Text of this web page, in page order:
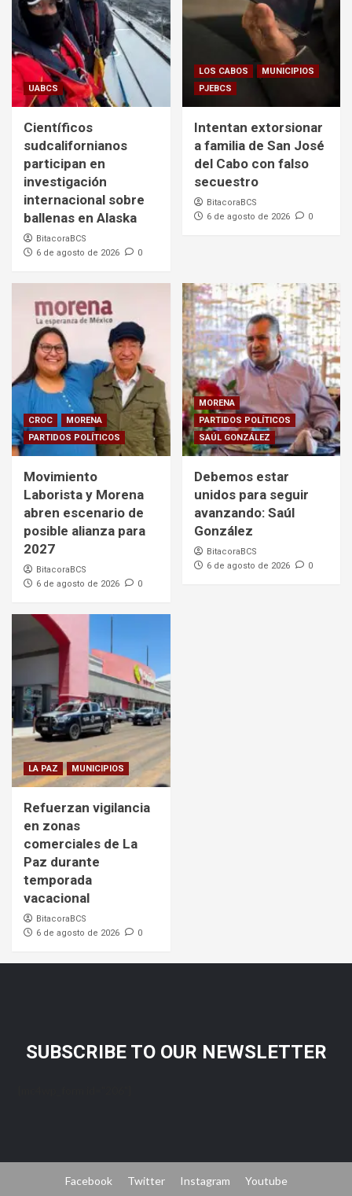
UABCS
Científicos
sudcalifornianos
participan en
investigación
internacional sobre
ballenas en Alaska
BitacoraBCS
6 de agosto de 2026
0
LOS CABOS
MUNICIPIOS
PJEBCS
Intentan extorsionar
a familia de San José
del Cabo con falso
secuestro
BitacoraBCS
6 de agosto de 2026
0
CROC
MORENA
PARTIDOS POLÍTICOS
Movimiento
Laborista y Morena
abren escenario de
posible alianza para
2027
BitacoraBCS
6 de agosto de 2026
0
MORENA
PARTIDOS POLÍTICOS
SAÚL GONZÁLEZ
Debemos estar
unidos para seguir
avanzando: Saúl
González
BitacoraBCS
6 de agosto de 2026
0
LA PAZ MUNICIPIOS
Refuerzan vigilancia
en zonas
comerciales de La
Paz durante
temporada
vacacional
BitacoraBCS
6 de agosto de 2026
0
SUBSCRIBE TO OUR NEWSLETTER
Facebook Twitter Instagram Youtube